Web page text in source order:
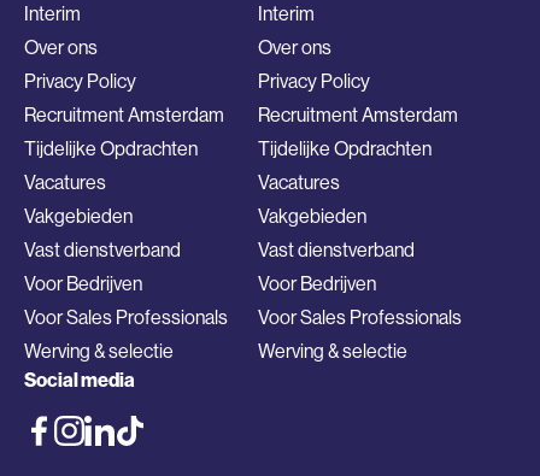
Interim
Over ons
Privacy Policy
Recruitment Amsterdam
Tijdelijke Opdrachten
Vacatures
Vakgebieden
Vast dienstverband
Voor Bedrijven
Voor Sales Professionals
Werving & selectie
Interim
Over ons
Privacy Policy
Recruitment Amsterdam
Tijdelijke Opdrachten
Vacatures
Vakgebieden
Vast dienstverband
Voor Bedrijven
Voor Sales Professionals
Werving & selectie
Social media